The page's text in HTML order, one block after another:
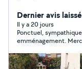
Dernier avis
Il y a 20 jours
Ponctuel,
emménagement.